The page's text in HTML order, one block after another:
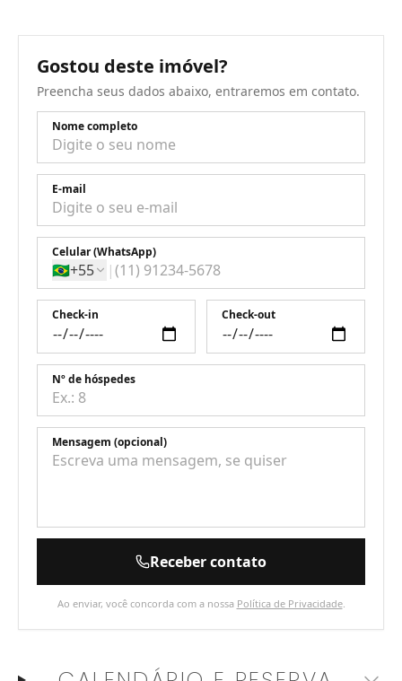
Gostou deste imóvel?
Preencha seus dados abaixo, entraremos em contato.
Nome completo
E-mail
Celular (WhatsApp)
🇧🇷+55 |
Check-in Check-out
Nº de hóspedes
Mensagem (opcional)
Receber contato
Ao enviar, você concorda com a nossa Política de Privacidade.